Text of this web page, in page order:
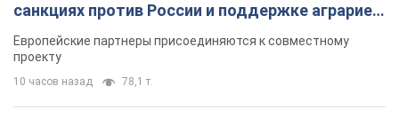
санкциях против России и поддержке аграриев.
Видео
Европейские партнеры присоединяются к совместному
проекту
10 часов назад 78,1 т.